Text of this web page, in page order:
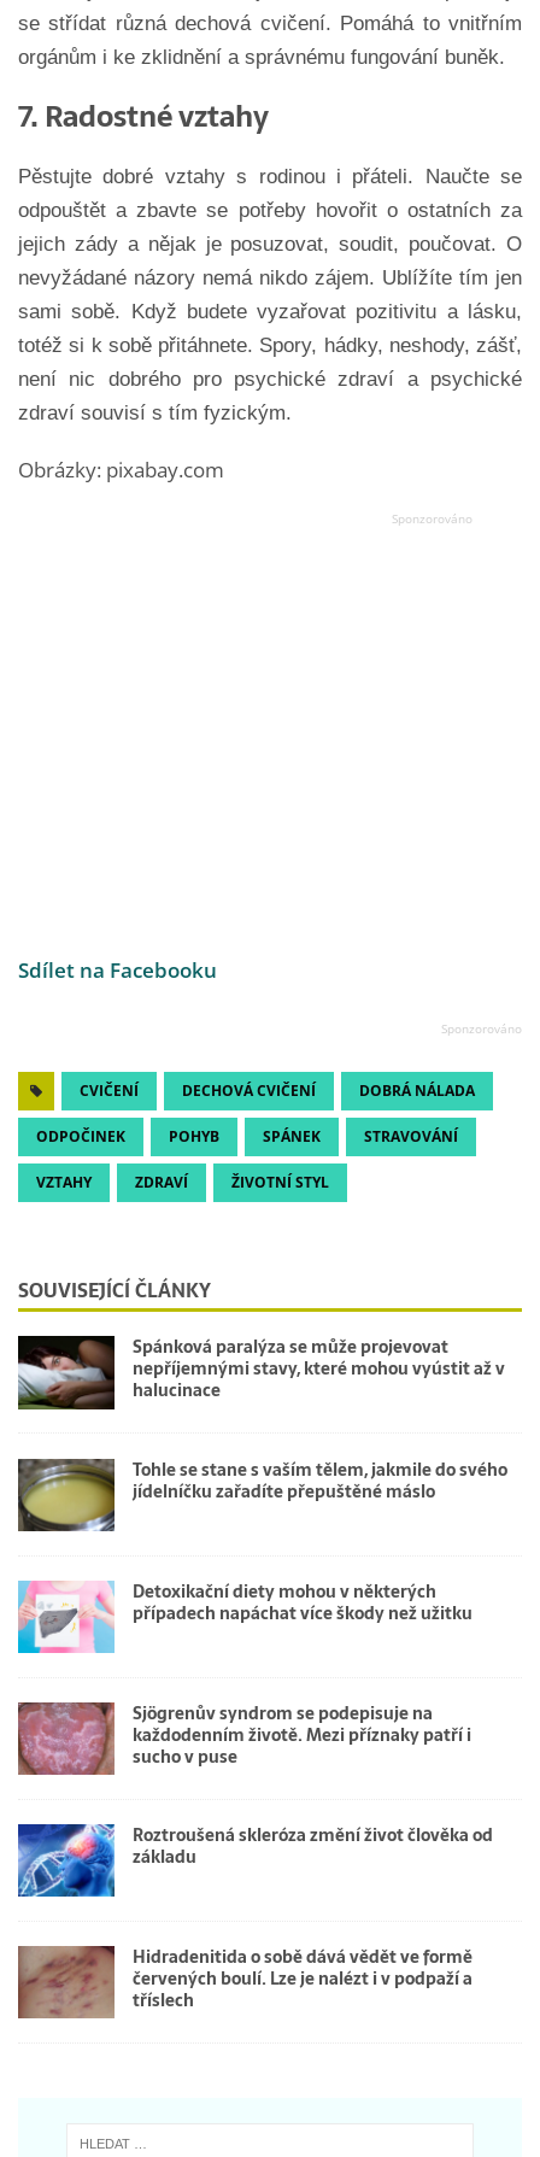
se střídat různá dechová cvičení. Pomáhá to vnitřním
orgánům i ke zklidnění a správnému fungování buněk.
7. Radostné vztahy
Pěstujte dobré vztahy s rodinou i přáteli. Naučte se
odpouštět a zbavte se potřeby hovořit o ostatních za
jejich zády a nějak je posuzovat, soudit, poučovat. O
nevyžádané názory nemá nikdo zájem. Ublížíte tím jen
sami sobě. Když budete vyzařovat pozitivitu a lásku,
totéž si k sobě přitáhnete. Spory, hádky, neshody, zášť,
není nic dobrého pro psychické zdraví a psychické
zdraví souvisí s tím fyzickým.
Obrázky: pixabay.com
Sdílet na Facebooku
CVIČENÍ DECHOVÁ CVIČENÍ DOBRÁ NÁLADA
ODPOČINEK POHYB SPÁNEK STRAVOVÁNÍ
VZTAHY ZDRAVÍ ŽIVOTNÍ STYL
SOUVISEJÍCÍ ČLÁNKY
Spánková paralýza se může projevovat
nepříjemnými stavy, které mohou vyústit až v
halucinace
Tohle se stane s vaším tělem, jakmile do svého
jídelníčku zařadíte přepuštěné máslo
Detoxikační diety mohou v některých
případech napáchat více škody než užitku
Sjögrenův syndrom se podepisuje na
každodenním životě. Mezi příznaky patří i
sucho v puse
Roztroušená skleróza změní život člověka od
základu
Hidradenitida o sobě dává vědět ve formě
červených boulí. Lze je nalézt i v podpaží a
tříslech